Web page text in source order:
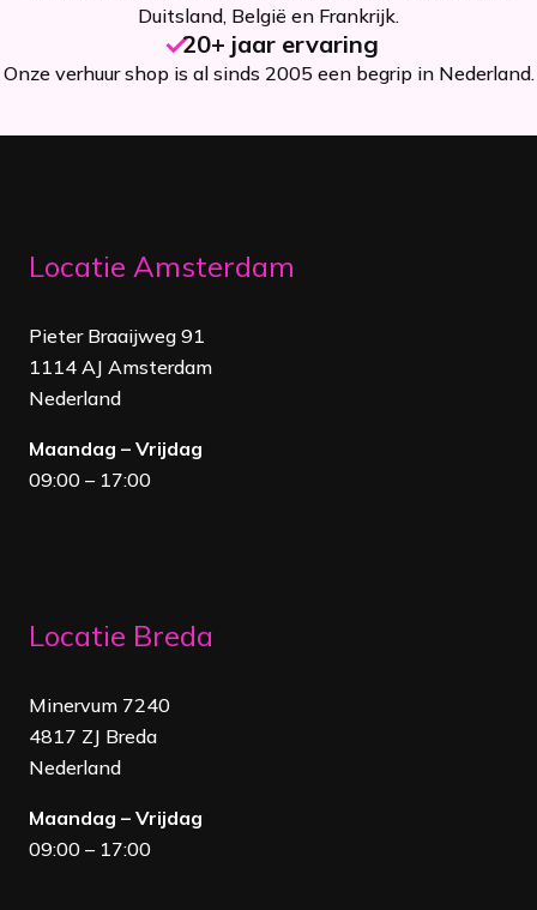
Duitsland, België en Frankrijk.
20+ jaar ervaring
Onze verhuur shop is al sinds 2005 een begrip in Nederland.
Locatie Amsterdam
Pieter Braaijweg 91
1114 AJ Amsterdam
Nederland
Maandag – Vrijdag
09:00 – 17:00
Locatie Breda
Minervum 7240
4817 ZJ Breda
Nederland
Maandag – Vrijdag
09:00 – 17:00